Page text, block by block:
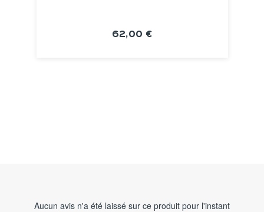
62,00 €
Aucun avis n'a été laissé sur ce produit pour l'instant